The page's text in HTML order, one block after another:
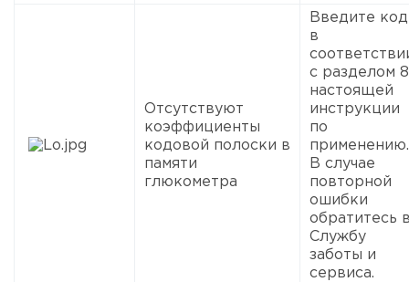
Отсутствуют
коэффициенты
кодовой полоски в
памяти
глюкометра
Введите код
в
с разделом 8
настоящей
инструкции
по
применению.
В случае
повторной
ошибки
обратитесь
Службу
заботы и
сервиса.